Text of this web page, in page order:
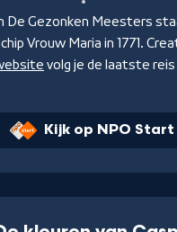
De Gezonken Meesters
Vrouw Maria in 1771.
volg je de laatste
Kijk op NPO Start